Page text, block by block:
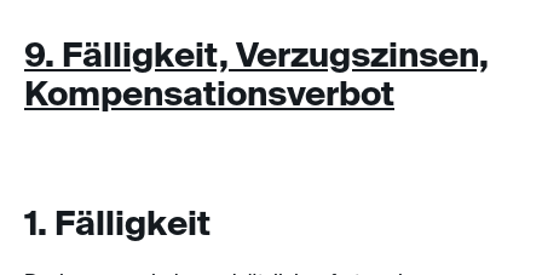
9. Fälligkeit, Verzugszinsen,
Kompensationsverbot
1. Fälligkeit